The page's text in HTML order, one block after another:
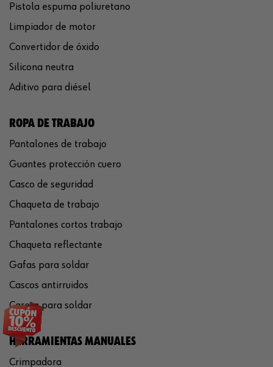
Pistola espuma poliuretano
Limpiador de motor
Convertidor de óxido
Silicona neutra
Aditivo para diésel
ROPA DE TRABAJO
Pantalones de trabajo
Guantes protección cuero
Casco de seguridad
Chaqueta de trabajo
Pantalones cortos trabajo
Chaqueta reflectante
Gafas para soldar
Cascos antirruidos
Careta para soldar
HERRAMIENTAS MANUALES
Crimpadora